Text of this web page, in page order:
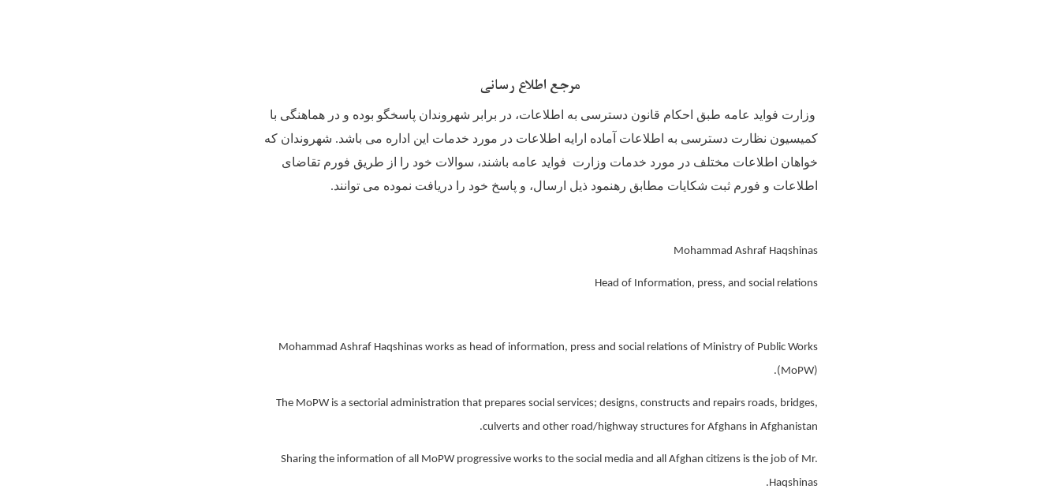
مرجع اطلاع رسانی
وزارت فواید عامه طبق احکام قانون دسترسی به اطلاعات، در برابر شهروندان پاسخگو بوده و در هماهنگی با
کمیسیون نظارت دسترسی به اطلاعات آماده ارایه اطلاعات در مورد خدمات این اداره می باشد. شهروندان که
خواهان اطلاعات مختلف در مورد خدمات وزارت فواید عامه باشند، سوالات خود را از طریق فورم تقاضای
اطلاعات و فورم ثبت شکایات مطابق رهنمود ذیل ارسال، و پاسخ خود را دریافت نموده می توانند.
Mohammad Ashraf Haqshinas
Head of Information, press, and social relations
Mohammad Ashraf Haqshinas works as head of information, press and social relations of Ministry of Public Works
(MoPW).
The MoPW is a sectorial administration that prepares social services; designs, constructs and repairs roads, bridges,
culverts and other road/highway structures for Afghans in Afghanistan.
Sharing the information of all MoPW progressive works to the social media and all Afghan citizens is the job of Mr.
Haqshinas.